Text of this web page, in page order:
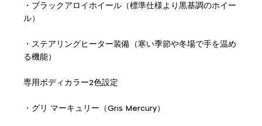
・ブラックアロイホイール（標準仕様より黒基調のホイー
ル）
・ステアリングヒーター装備（寒い季節や冬場で手を温め
る機能）
専用ボディカラー2色設定
・グリ マーキュリー（Gris Mercury）